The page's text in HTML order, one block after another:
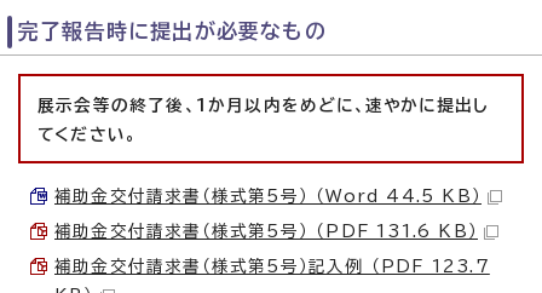
完了報告時に提出が必要なもの
展示会等の終了後、1か月以内をめどに、速やかに提出し
てください。
補助金交付請求書（様式第5号） （Word 44.5 KB）
補助金交付請求書（様式第5号） （PDF 131.6 KB）
補助金交付請求書（様式第5号）記入例 （PDF 123.7